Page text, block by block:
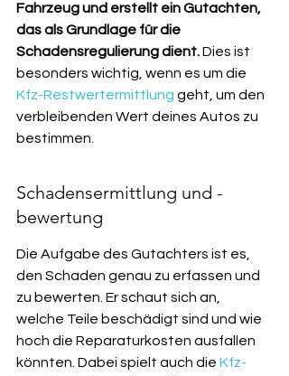
Fahrzeug und erstellt ein Gutachten,
das als Grundlage für die
Schadensregulierung dient. Dies ist
besonders wichtig, wenn es um die
Kfz-Restwertermittlung geht, um den
verbleibenden Wert deines Autos zu
bestimmen.
Schadensermittlung und -
bewertung
Die Aufgabe des Gutachters ist es,
den Schaden genau zu erfassen und
zu bewerten. Er schaut sich an,
welche Teile beschädigt sind und wie
hoch die Reparaturkosten ausfallen
könnten. Dabei spielt auch die Kfz-